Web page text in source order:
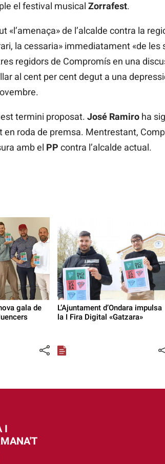
el festival musical Zorrafest.
«l’amenaça» de l’alcalde contra la
la cessaria» immediatament «de
regidors de Compromís en una
al cent per cent degut a una
termini proposat. José Ramiroha
roda de premsa. Mentrestant,
amb el PP contra l’alcalde actual.
gala de
L’Ajuntament d’Ondara impulsa
la I Fira Digital «Gatzara»
I